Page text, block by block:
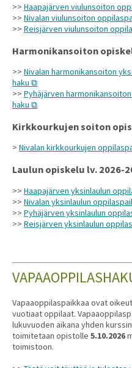
>> Haapajärven viulunsoiton
>> Nivalan viulunsoiton
>> Reisjärven viulunsoiton
Harmonikansoiton
>> Nivalan harmonikansoiton
haku
>> Pyhäjärven
haku
Kirkkourkujen soiton
> Nivalan kirkkourkujen
Laulun opiskelu lv. 2026-
>> Haapajärven yksinlaulun
>> Nivalan yksinlaulun
>> Pyhäjärven yksinlaulun
>> Reisjärven yksinlaulun
Vapaaoppilaspaikkaa ovat
vuotiaat oppilaat.
lukuvuoden aikana yhden
toimitetaan opistolle 5.10.2026
toimistoon.